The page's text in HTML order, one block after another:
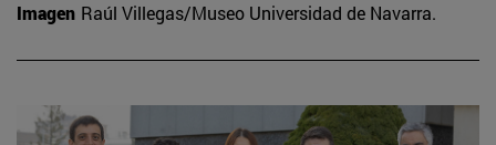
Imagen Raúl Villegas/Museo Universidad de Navarra.